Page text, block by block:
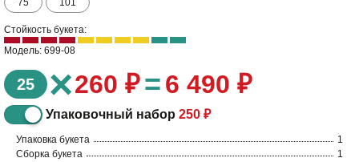
75 101
Стойкость букета:
Модель: 699-08
25 ×260 ₽=6 490 ₽
Упаковочный набор 250 ₽
Упаковка букета
1
Сборка букета
1